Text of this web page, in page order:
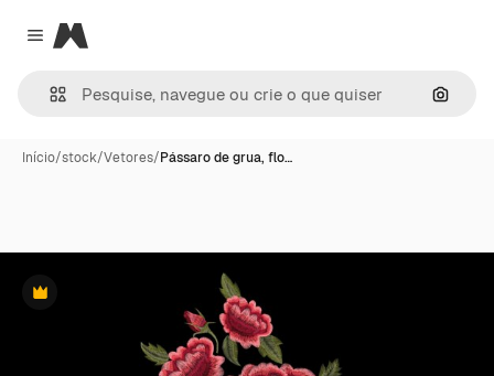
Close menu
Magnific
Início/stock/Vetores/Pássaro de grua, flo…
Premium